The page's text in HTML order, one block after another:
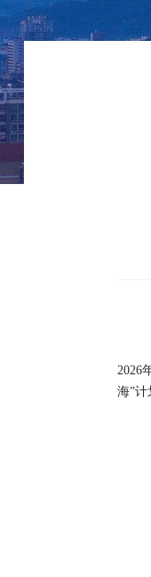
2026
海”